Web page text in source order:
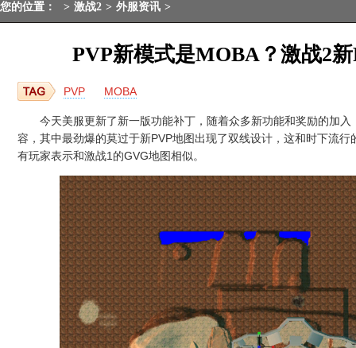
您的位置： > 激战2 > 外服资讯 >
PVP新模式是MOBA？激战2
PVP MOBA
今天美服更新了新一版功能补丁，随着众多新功能和奖励的加入
容，其中最劲爆的莫过于新PVP地图出现了双线设计，这和时下流
有玩家表示和激战1的GVG地图相似。